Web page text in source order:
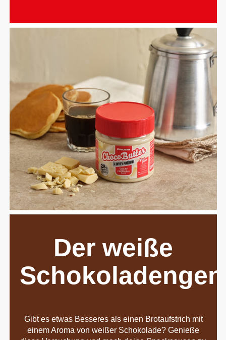
Der weiße
Gibt es etwas Besseres als einen Brotaufstrich mit
einem Aroma von weißer Schokolade? Genieße